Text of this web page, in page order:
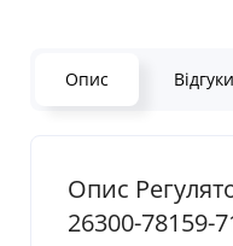
Опис Відгуки
Опис
26300-78159-